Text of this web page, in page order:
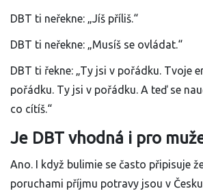
DBT ti neřekne: „Jíš příliš.“
DBT ti neřekne: „Musíš se ovládat.“
DBT ti řekne: „Ty jsi v pořádku. Tvoje
pořádku. Ty jsi v pořádku. A teď se
co cítíš.“
Je DBT vhodná i pro
Ano. I když bulimie se často připisuje
poruchami příjmu potravy jsou v